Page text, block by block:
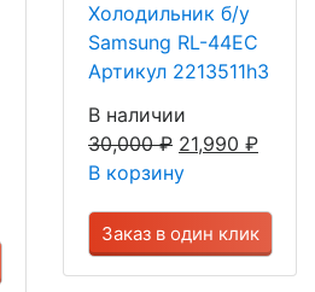
Холодильник б/у
Samsung RL-44EC
Артикул 2213511h3
В наличии
30,000₽ 21,990 ₽
В корзину
Заказ в один клик